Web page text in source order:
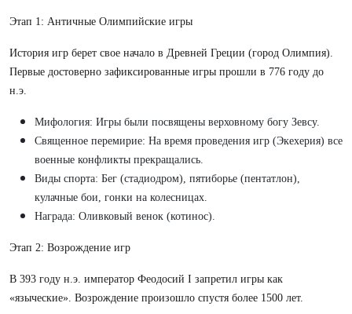
Этап 1: Античные Олимпийские игры
История игр берет свое начало в Древней Греции (город Олимпия).
Первые достоверно зафиксированные игры прошли в 776 году до
н.э.
Мифология: Игры были посвящены верховному богу Зевсу.
Священное перемирие: На время проведения игр (Экехерия) все
военные конфликты прекращались.
Виды спорта: Бег (стадиодром), пятиборье (пентатлон),
кулачные бои, гонки на колесницах.
Награда: Оливковый венок (котинос).
Этап 2: Возрождение игр
В 393 году н.э. император Феодосий I запретил игры как
«языческие». Возрождение произошло спустя более 1500 лет.